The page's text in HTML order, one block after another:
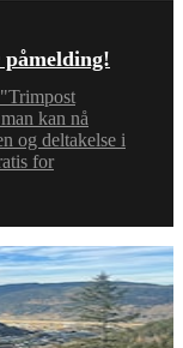
kan nå
og deltakelse i
for